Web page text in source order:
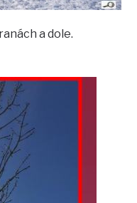
a dole.